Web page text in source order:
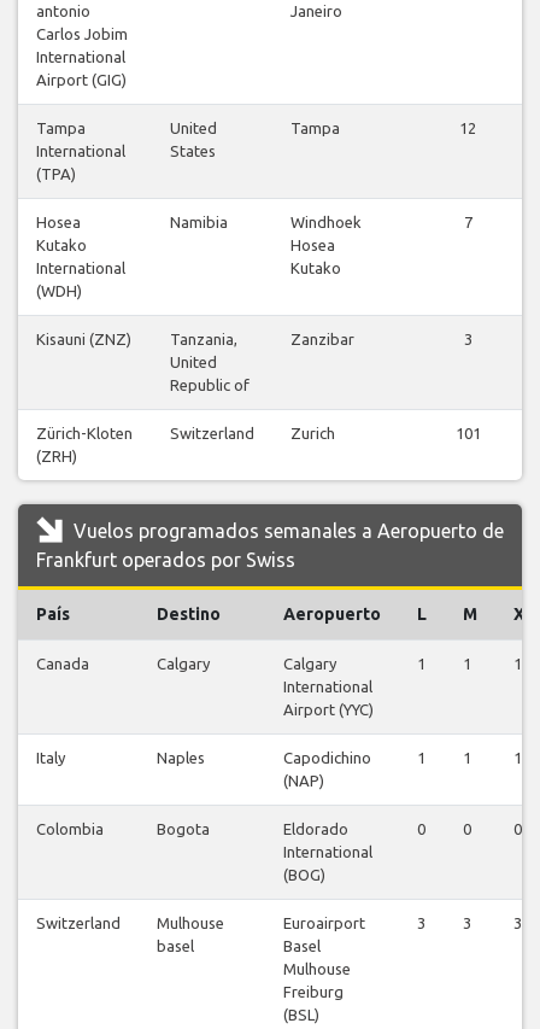
antonio
Carlos Jobim
International
Airport (GIG)
Janeiro
Tampa
International
(TPA)
United
States
Tampa 12
Hosea
Kutako
International
(WDH)
Namibia
Windhoek
Hosea
Kutako
7
Kisauni (ZNZ)
Tanzania,
United
Republic of
Zanzibar 3
Zürich-Kloten
(ZRH)
Switzerland Zurich 101
Vuelos programados semanales a Aeropuerto de
Frankfurt operados por Swiss
País Destino Aeropuerto L M X
Canada Calgary
Calgary
International
Airport (YYC)
1 1 1
Italy Naples
Capodichino
(NAP)
1 1 1
Colombia Bogota
Eldorado
International
(BOG)
0 0 0
Switzerland
Mulhouse
basel
Euroairport
Basel
Mulhouse
Freiburg
(BSL)
3 3 3